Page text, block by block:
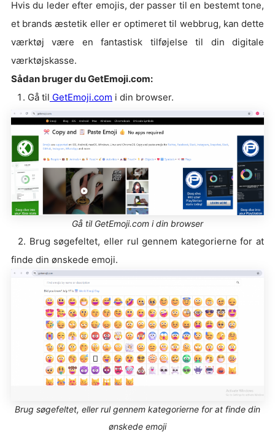
Hvis du leder efter emojis, der passer til en bestemt tone,
et brands æstetik eller er optimeret til webbrug, kan dette
værktøj være en fantastisk tilføjelse til din digitale
værktøjskasse.
Sådan bruger du GetEmoji.com:
Gå til GetEmoji.com i din browser.
Gå til GetEmoji.com i din browser
2. Brug søgefeltet, eller rul gennem kategorierne for at
finde din ønskede emoji.
Brug søgefeltet, eller rul gennem kategorierne for at finde din
ønskede emoji